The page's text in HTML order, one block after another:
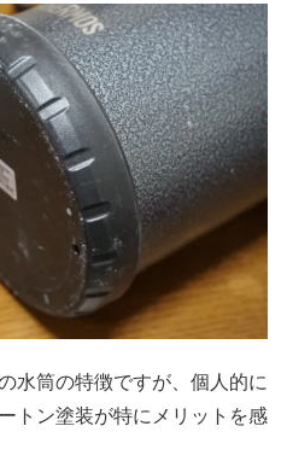
水筒の特徴ですが、個人的に
トン塗装が特にメリットを感